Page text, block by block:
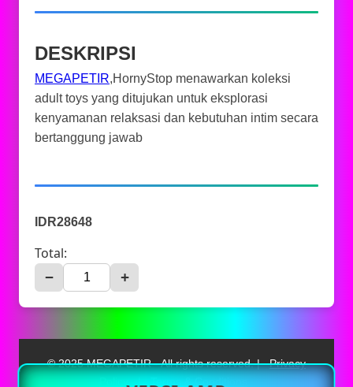
DESKRIPSI
MEGAPETIR,HornyStop menawarkan koleksi
adult toys yang ditujukan untuk eksplorasi
kenyamanan relaksasi dan kebutuhan intim secara
bertanggung jawab
IDR28648
Total:
− +
© 2025 MEGAPETIR - All rights reserved. | Privacy